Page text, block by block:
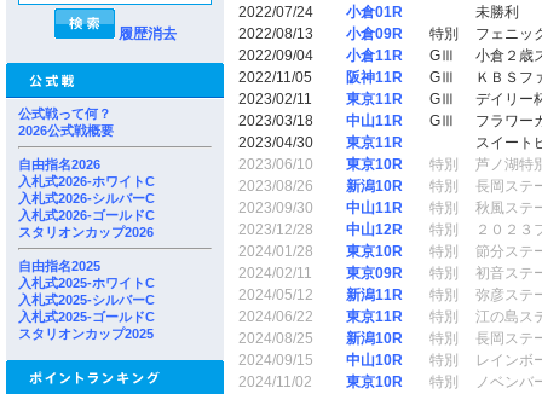
履歴消去
公式戦って何？
2026公式戦概要
自由指名2026
入札式2026-ホワイトC
入札式2026-シルバーC
入札式2026-ゴールドC
スタリオンカップ2026
自由指名2025
入札式2025-ホワイトC
入札式2025-シルバーC
入札式2025-ゴールドC
スタリオンカップ2025
2022/07/24
小倉01R
未勝利
2022/08/13
小倉09R 特別
フェニッ
2022/09/04
小倉11R GⅢ
小倉２歳
2022/11/05
阪神11R GⅢ
ＫＢＳフ
2023/02/11
東京11R GⅢ
デイリー
2023/03/18
中山11R GⅢ
フラワー
2023/04/30
東京11R
スイート
2023/06/10
東京10R 特別
芦ノ湖特
2023/08/26
新潟10R 特別
長岡ステ
2023/09/30
中山11R 特別
秋風ステ
2023/12/28
中山12R 特別
２０２３
2024/01/28
東京10R 特別
節分ステ
2024/02/11
東京09R 特別
初音ステ
2024/05/12
新潟11R 特別
弥彦ステ
2024/06/22
東京11R 特別
江の島ス
2024/08/25
新潟10R 特別
長岡ステ
2024/09/15
中山10R 特別
レインボ
2024/11/02
東京10R 特別
ノベンバ